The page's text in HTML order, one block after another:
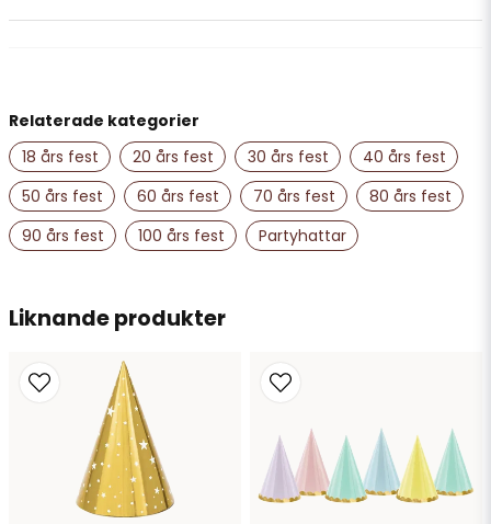
name
Namn
email
Mejladress
Liknande produkter
Relaterade kategorier
18 års fest
20 års fest 30 års fest
40 års fest
50 års fest
60 års fest 70 års fest
80 års fest
90 års fest
100 års fest Partyhattar